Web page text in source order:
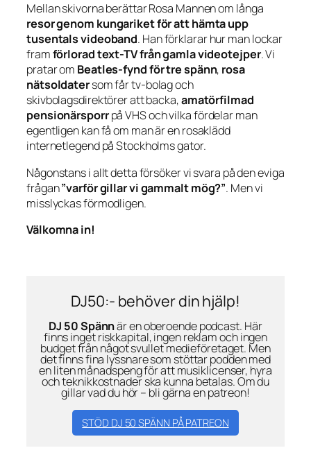
Mellan skivorna berättar Rosa Mannen om långa
resor genom kungariket för att hämta upp
tusentals videoband. Han förklarar hur man lockar
framförlorad text-TV från gamla videotejper. Vi
pratar om Beatles-fynd för tre spänn, rosa
nätsoldatersom får tv-bolag och
skivbolagsdirektörer att backa,amatörfilmad
pensionärsporrpå VHS och vilka fördelar man
egentligen kan få om man är en rosaklädd
internetlegend på Stockholms gator.
Någonstans i allt detta försöker vi svara på den eviga
frågan”varför gillar vi gammalt mög?”. Men vi
misslyckas förmodligen.
Välkomna in!
DJ50:- behöver din hjälp!
DJ 50 Spännär en oberoende podcast. Här
finns inget riskkapital, ingen reklam och ingen
budget från något svullet medieföretaget. Men
det finns fina lyssnare som stöttar podden med
en liten månadspeng för att musiklicenser, hyra
och teknikkostnader ska kunna betalas. Om du
gillar vad du hör – bli gärna en patreon!
STÖD DJ 50 SPÄNN PÅ PATREON